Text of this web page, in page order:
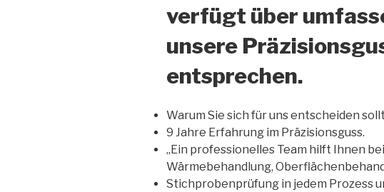
verfügt über
unsere
entsprechen.
Warum Sie sich für uns entscheiden
9 Jahre Erfahrung im Präzisionsguss.
„Ein professionelles Team hilft Ihnen
Wärmebehandlung,
Stichprobenprüfung in jedem Prozess